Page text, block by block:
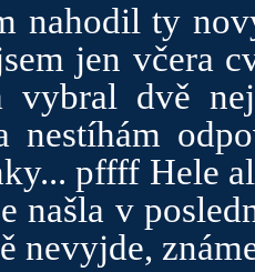
nahodil ty
jen včera
vybral dvě
nestíhám
pffff Hele
našla v
nevyjde,